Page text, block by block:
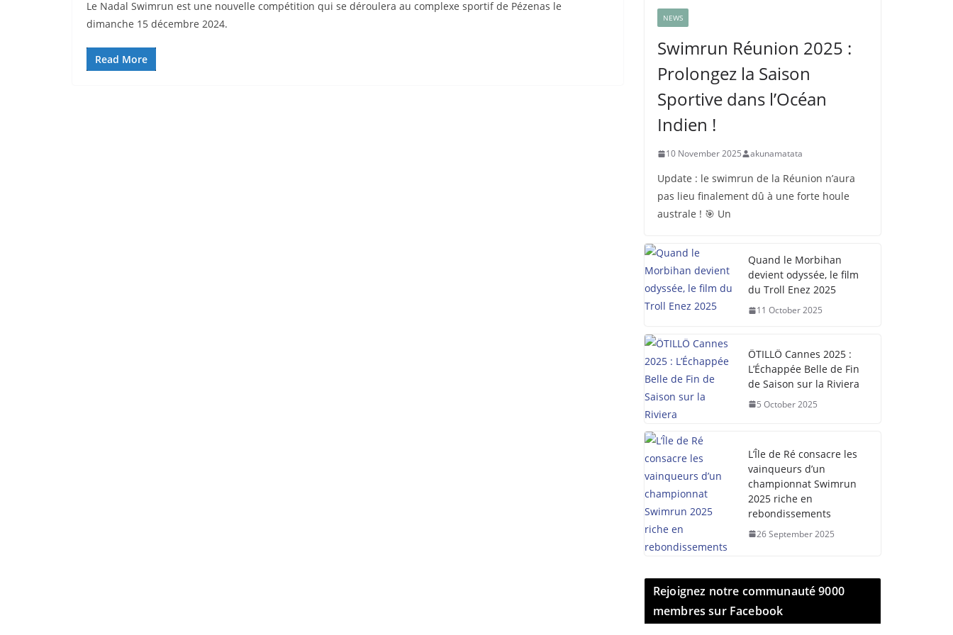
Le Nadal Swimrun est une nouvelle compétition qui se déroulera au complexe sportif de Pézenas le
dimanche 15 décembre 2024.
Read More
NEWS
Swimrun Réunion 2025 :
Prolongez la Saison
Sportive dans l’Océan
Indien !
10 November 2025 akunamatata
Update : le swimrun de la Réunion n’aura
pas lieu finalement dû à une forte houle
australe ! 🎯 Un
Quand le Morbihan
devient odyssée, le film
du Troll Enez 2025
11 October 2025
ÖTILLÖ Cannes 2025 :
L’Échappée Belle de Fin
de Saison sur la Riviera
5 October 2025
L’Île de Ré consacre les
vainqueurs d’un
championnat Swimrun
2025 riche en
rebondissements
26 September 2025
Rejoignez notre communauté 9000
membres sur Facebook